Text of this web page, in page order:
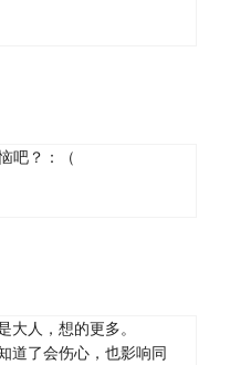
吧？：（
人，想的更多。
道了会伤心，也影响同